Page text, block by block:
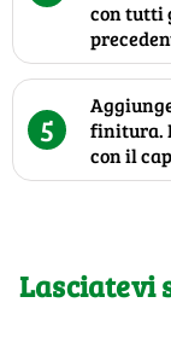
con tutti
5
finitura.
con il
Lasciatevi